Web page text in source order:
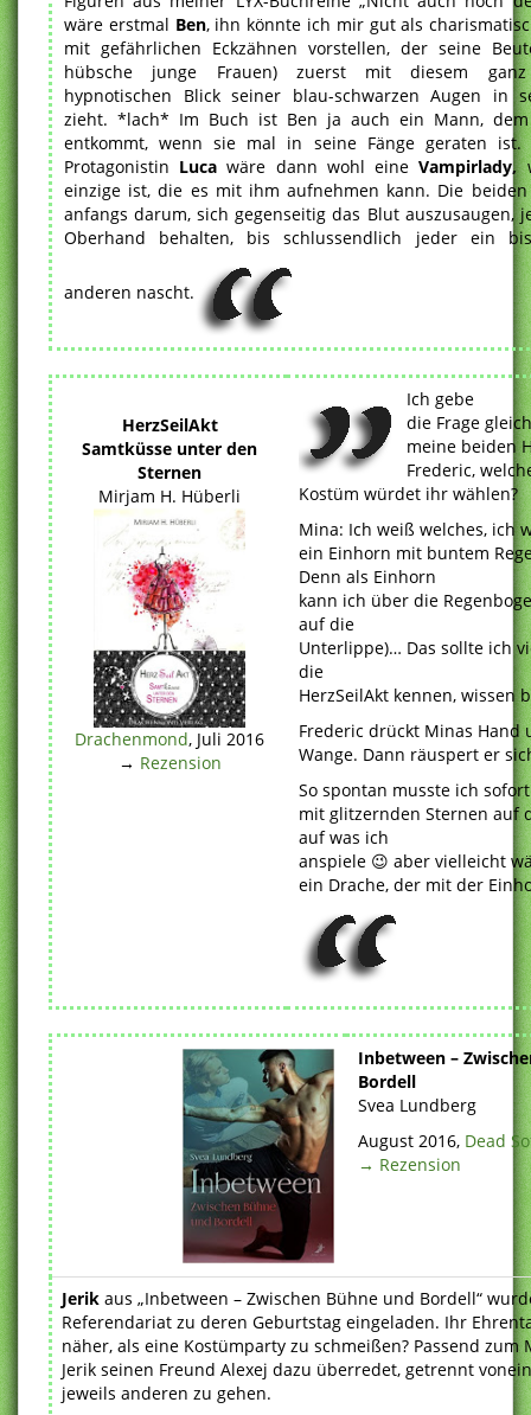
wäre erstmal Ben, ihn könnte ich mir gut als
mit gefährlichen Eckzähnen vorstellen, der seine
hübsche junge Frauen) zuerst mit diesem ganz
hypnotischen Blick seiner blau-schwarzen Augen in
zieht. *lach* Im Buch ist Ben ja auch ein Mann,
entkommt, wenn sie mal in seine Fänge geraten ist.
Protagonistin Luca wäre dann wohl eineVampirlady,
einzige ist, die es mit ihm aufnehmen kann. Die
anfangs darum, sich gegenseitig das Blut auszusaugen,
Oberhand behalten, bis schlussendlich jeder ein
anderen nascht.
HerzSeilAkt
Samtküsse unter den
Sternen
Mirjam H. Hüberli
Drachenmond, Juli 2016
→ Rezension
Ich gebe
die Frage
meine beiden
Frederic,
Kostüm würdet ihr wählen?
Mina: Ich weiß welches, ich
ein Einhorn mit buntem
Denn als Einhorn
kann ich über die
auf die
Unterlippe)… Das sollte ich
die
HerzSeilAkt kennen, wissen
Frederic drückt Minas
Wange. Dann räuspert er
So spontan musste ich
mit glitzernden Sternen auf
auf was ich
anspiele 😉 aber vielleicht
ein Drache, der mit der
Inbetween –
Bordell
Svea Lundberg
August 2016, Dead
→ Rezension
Jerik aus „Inbetween – Zwischen Bühne und Bordell“
Referendariat zu deren Geburtstag eingeladen. Ihr
näher, als eine Kostümparty zu schmeißen? Passend zum
Jerik seinen Freund Alexej dazu überredet, getrennt
jeweils anderen zu gehen.